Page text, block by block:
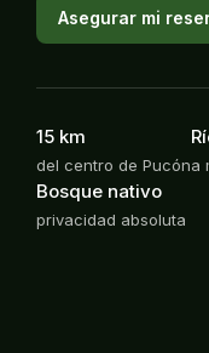
Asegurar mi
15 km
del centro de Pucóna
Bosque nativo
privacidad absoluta